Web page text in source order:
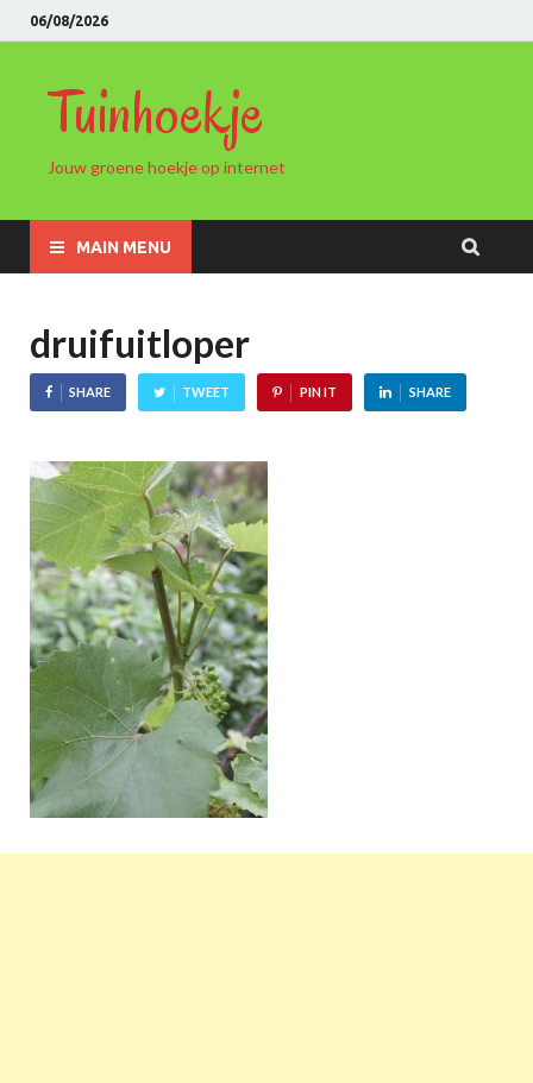
06/08/2026
Tuinhoekje
Jouw groene hoekje op internet
MAIN MENU
druifuitloper
SHARE TWEET PIN IT SHARE